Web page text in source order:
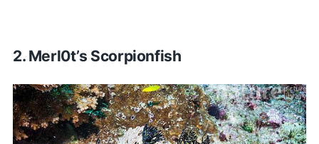
2. Merl0t’s Scorpionfish